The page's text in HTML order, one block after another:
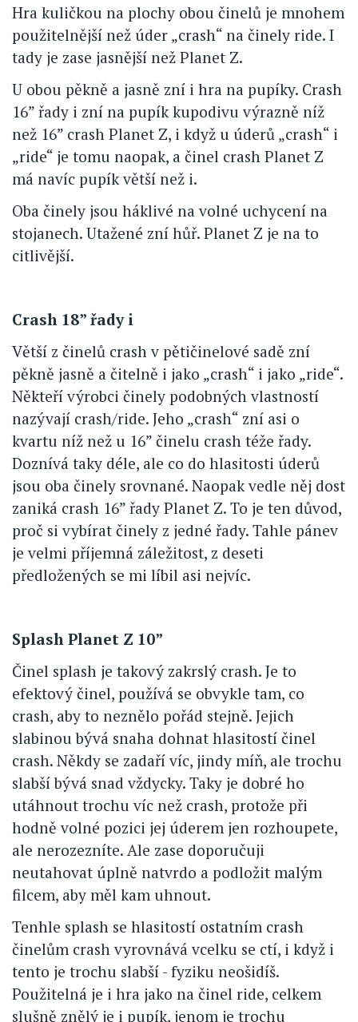
Hra kuličkou na plochy obou činelů je mnohem
použitelnější než úder „crash“ na činely ride. I
tady je zase jasnější než Planet Z.
U obou pěkně a jasně zní i hra na pupíky. Crash
16” řady i zní na pupík kupodivu výrazně níž
než 16” crash Planet Z, i když u úderů „crash“ i
„ride“ je tomu naopak, a činel crash Planet Z
má navíc pupík větší než i.
Oba činely jsou háklivé na volné uchycení na
stojanech. Utažené zní hůř. Planet Z je na to
citlivější.
Crash 18” řady i
Větší z činelů crash v pětičinelové sadě zní
pěkně jasně a čitelně i jako „crash“ i jako „ride“.
Někteří výrobci činely podobných vlastností
nazývají crash/ride. Jeho „crash“ zní asi o
kvartu níž než u 16” činelu crash téže řady.
Doznívá taky déle, ale co do hlasitosti úderů
jsou oba činely srovnané. Naopak vedle něj dost
zaniká crash 16” řady Planet Z. To je ten důvod,
proč si vybírat činely z jedné řady. Tahle pánev
je velmi příjemná záležitost, z deseti
předložených se mi líbil asi nejvíc.
Splash Planet Z 10”
Činel splash je takový zakrslý crash. Je to
efektový činel, používá se obvykle tam, co
crash, aby to neznělo pořád stejně. Jejich
slabinou bývá snaha dohnat hlasitostí činel
crash. Někdy se zadaří víc, jindy míň, ale trochu
slabší bývá snad vždycky. Taky je dobré ho
utáhnout trochu víc než crash, protože při
hodně volné pozici jej úderem jen rozhoupete,
ale nerozezníte. Ale zase doporučuji
neutahovat úplně natvrdo a podložit malým
filcem, aby měl kam uhnout.
Tenhle splash se hlasitostí ostatním crash
činelům crash vyrovnává vcelku se ctí, i když i
tento je trochu slabší - fyziku neošidíš.
Použitelná je i hra jako na činel ride, celkem
slušně znělý je i pupík, jenom je trochu